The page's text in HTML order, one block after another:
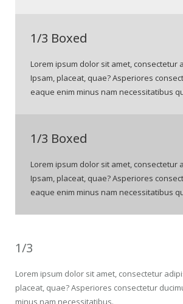
1/3 Boxed
Lorem ipsum dolor sit amet, consectetur
Ipsam, placeat, quae? Asperiores
eaque enim minus nam necessitatibus
1/3 Boxed
Lorem ipsum dolor sit amet, consectetur
Ipsam, placeat, quae? Asperiores
eaque enim minus nam necessitatibus
1/3
Lorem ipsum dolor sit amet, consectetur
placeat, quae? Asperiores consectetur
minus nam necessitatibus.